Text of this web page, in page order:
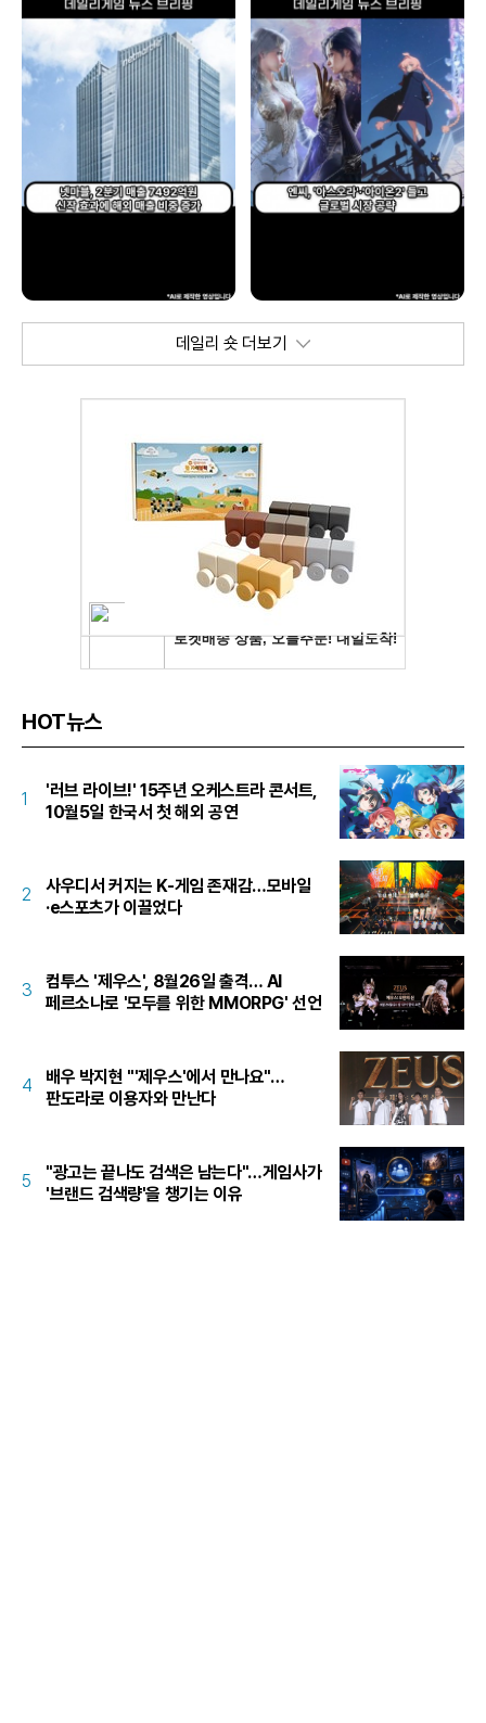
데일리 숏 더보기
HOT뉴스
1
'러브 라이브!' 15주년 오케스트라 콘서트,
10월5일 한국서 첫 해외 공연
2
사우디서 커지는 K-게임 존재감…모바일
·e스포츠가 이끌었다
3
컴투스 '제우스', 8월26일 출격… AI
페르소나로 '모두를 위한 MMORPG' 선언
4
배우 박지현 "'제우스'에서 만나요"…
판도라로 이용자와 만난다
5
"광고는 끝나도 검색은 남는다"…게임사가
'브랜드 검색량'을 챙기는 이유